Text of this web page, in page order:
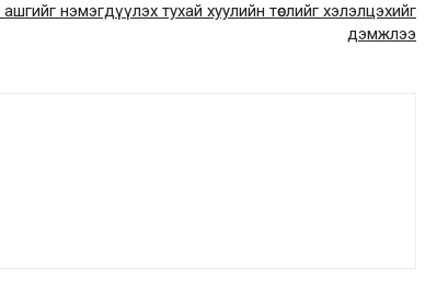
нэмэгдүүлэх тухай хуулийн төслийг хэлэлцэхийг
дэмжлээ